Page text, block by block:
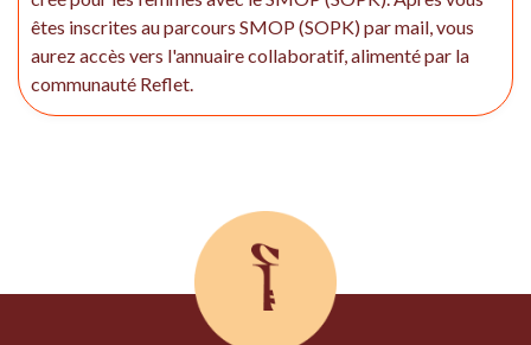
êtes inscrites au parcours SMOP (SOPK) par mail, vous
aurez accès vers l'annuaire collaboratif, alimenté par la
communauté Reflet.